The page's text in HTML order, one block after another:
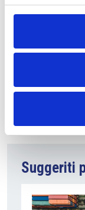
investimento
Fonte
Suggeriti